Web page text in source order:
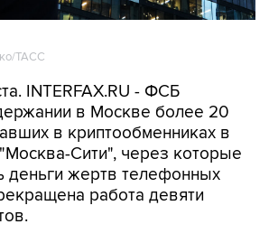
ТАСС
INTERFAX.RU - ФСБ
в Москве более 20
в криптообменниках в
Сити", через которые
деньги жертв телефонных
работа девяти